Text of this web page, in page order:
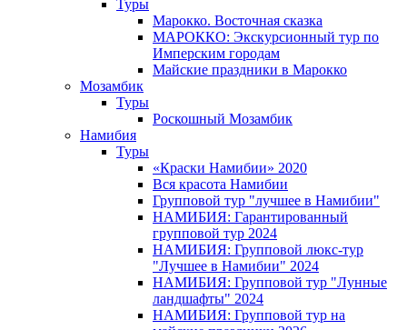
Туры
Марокко. Восточная сказка
МАРОККО: Экскурсионный тур по
Имперским городам
Майские праздники в Марокко
Мозамбик
Туры
Роскошный Мозамбик
Намибия
Туры
«Краски Намибии» 2020
Вся красота Намибии
Групповой тур "лучшее в Намибии"
НАМИБИЯ: Гарантированный
групповой тур 2024
НАМИБИЯ: Групповой люкс-тур
"Лучшее в Намибии" 2024
НАМИБИЯ: Групповой тур "Лунные
ландшафты" 2024
НАМИБИЯ: Групповой тур на